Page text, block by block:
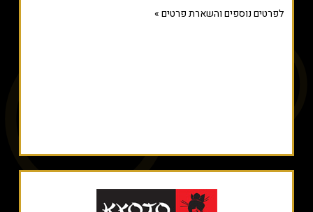
לפרטים נוספים והשארת פרטים »